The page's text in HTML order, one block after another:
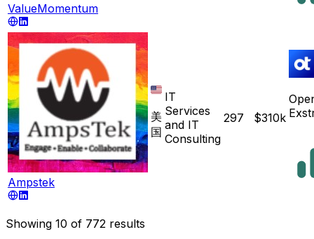
ValueMomentum
Ampstek
美
国
IT
Services
and IT
Consulting
297 $310k
Showing 10 of 772 results